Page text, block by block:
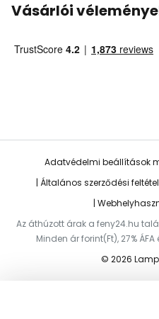
Vásárlói
Adatvédelmi beállítások
Általános szerződési
Az áthúzott árak a feny24.hu
Minden ár forint(Ft), 27%
© 2026